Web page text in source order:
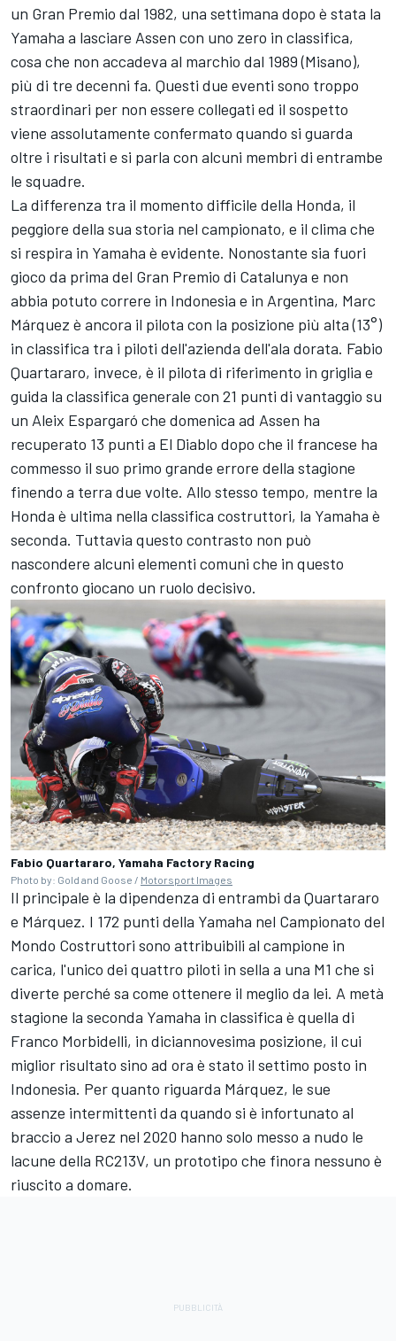
un Gran Premio dal 1982, una settimana dopo è stata la
Yamaha a lasciare Assen con uno zero in classifica,
cosa che non accadeva al marchio dal 1989 (Misano),
più di tre decenni fa. Questi due eventi sono troppo
straordinari per non essere collegati ed il sospetto
viene assolutamente confermato quando si guarda
oltre i risultati e si parla con alcuni membri di entrambe
le squadre.
La differenza tra il momento difficile della Honda, il
peggiore della sua storia nel campionato, e il clima che
si respira in Yamaha è evidente. Nonostante sia fuori
gioco da prima del Gran Premio di Catalunya e non
abbia potuto correre in Indonesia e in Argentina, Marc
Márquez è ancora il pilota con la posizione più alta (13°)
in classifica tra i piloti dell'azienda dell'ala dorata. Fabio
Quartararo, invece, è il pilota di riferimento in griglia e
guida la classifica generale con 21 punti di vantaggio su
un Aleix Espargaró che domenica ad Assen ha
recuperato 13 punti a El Diablo dopo che il francese ha
commesso il suo primo grande errore della stagione
finendo a terra due volte. Allo stesso tempo, mentre la
Honda è ultima nella classifica costruttori, la Yamaha è
seconda. Tuttavia questo contrasto non può
nascondere alcuni elementi comuni che in questo
confronto giocano un ruolo decisivo.
Fabio Quartararo, Yamaha Factory Racing
Photo by: Gold and Goose / Motorsport Images
Il principale è la dipendenza di entrambi da Quartararo
e Márquez. I 172 punti della Yamaha nel Campionato del
Mondo Costruttori sono attribuibili al campione in
carica, l'unico dei quattro piloti in sella a una M1 che si
diverte perché sa come ottenere il meglio da lei. A metà
stagione la seconda Yamaha in classifica è quella di
Franco Morbidelli, in diciannovesima posizione, il cui
miglior risultato sino ad ora è stato il settimo posto in
Indonesia. Per quanto riguarda Márquez, le sue
assenze intermittenti da quando si è infortunato al
braccio a Jerez nel 2020 hanno solo messo a nudo le
lacune della RC213V, un prototipo che finora nessuno è
riuscito a domare.